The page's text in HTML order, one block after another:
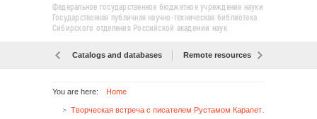
Федеральное государственное бюджетное учреждение науки
Государственная публичная научно-техническая библиотека
Сибирского отделения Российской академии наук
Catalogs and databases Remote resources
You are here: Home